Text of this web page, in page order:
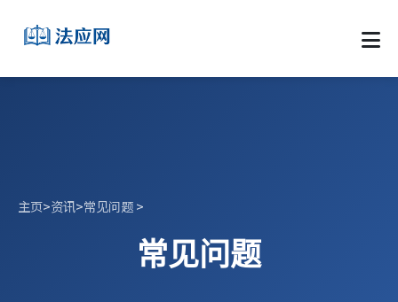
主页>资讯>常见问题>
常见问题